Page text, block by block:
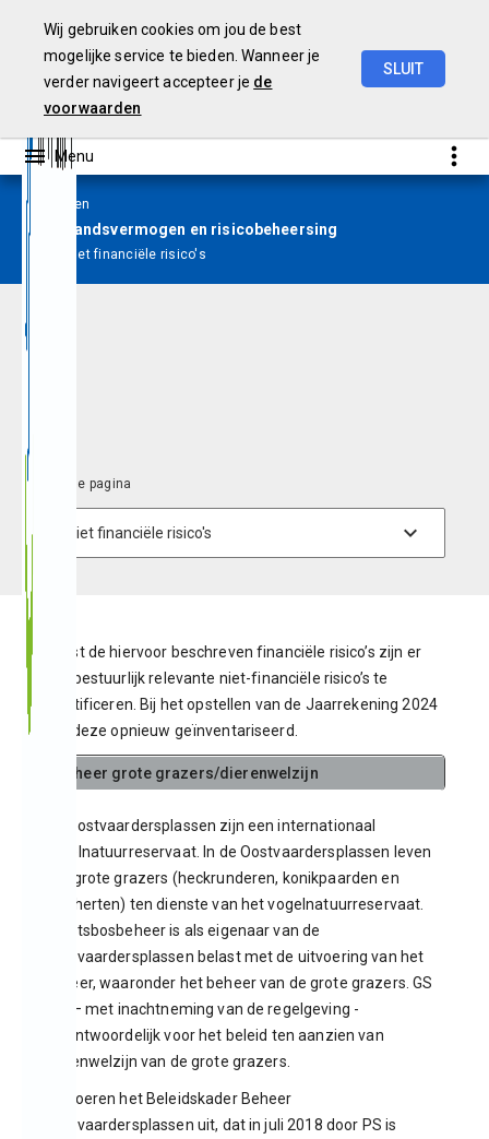
Wij gebruiken cookies om jou de best
mogelijke service te bieden. Wanneer je
verder navigeert accepteer je de
voorwaarden
SLUIT
Paragrafen
Weerstandsvermogen en risicobeheersing
Niet financiële risico's
Naast de hiervoor beschreven financiële risico’s zijn er
ook bestuurlijk relevante niet-financiële risico’s te
identificeren. Bij het opstellen van de Jaarrekening 2024
zijn deze opnieuw geïnventariseerd.
Beheer grote grazers/dierenwelzijn
De Oostvaardersplassen zijn een internationaal
vogelnatuurreservaat. In de Oostvaardersplassen leven
ook grote grazers (heckrunderen, konikpaarden en
edelherten) ten dienste van het vogelnatuurreservaat.
Staatsbosbeheer is als eigenaar van de
Oostvaardersplassen belast met de uitvoering van het
beheer, waaronder het beheer van de grote grazers. GS
zijn – met inachtneming van de regelgeving -
verantwoordelijk voor het beleid ten aanzien van
dierenwelzijn van de grote grazers.
GS voeren het Beleidskader Beheer
Oostvaardersplassen uit, dat in juli 2018 door PS is